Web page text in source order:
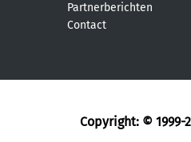
Partnerberichten
Contact
Copyright: © 1999-